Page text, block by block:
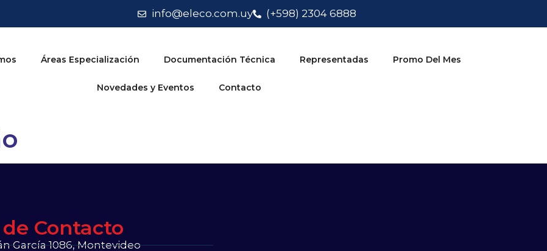
info@eleco.com.uy (+598) 2304 6888
Áreas Especialización Documentación Técnica Representadas Promo Del Mes
Novedades y Eventos Contacto
Contacto
García 1086, Montevideo